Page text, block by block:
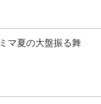
マ夏の大盤振る舞